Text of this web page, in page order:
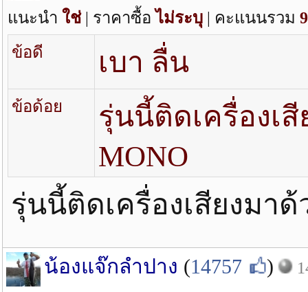
แนะนำ ใช่| ราคาซื้อไม่ระบุ | คะแนนรวม 9
ข้อดี
เบา ลื่น
ข้อด้อย
รุ่นนี้ติดเครื่องเ
MONO
รุ่นนี้ติดเครื่องเสียงมา
น้องแจ๊กลำปาง (14757 )